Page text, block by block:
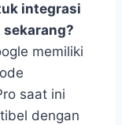
integrasi
sekarang?
memiliki
saat ini
dengan